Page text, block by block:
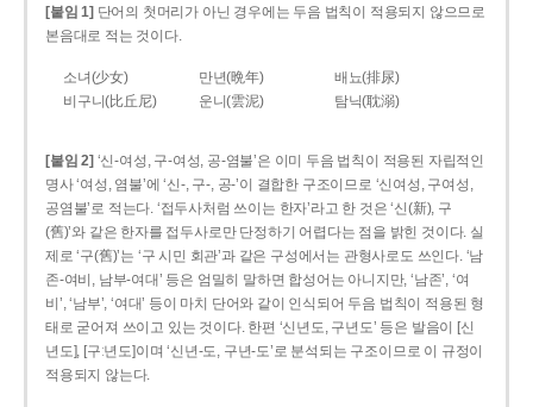
[붙임 1] 단어의 첫머리가 아닌 경우에는 두음 법칙이 적용되지 않으므로
본음대로 적는 것이다.
소녀(少女) 만년(晩年)
배뇨(排尿)
비구니(比丘尼)
운니(雲泥) 탐닉(耽溺)
[붙임 2] ‘신-여성, 구-여성, 공-염불’은 이미 두음 법칙이 적용된 자립적인
명사 ‘여성, 염불’에 ‘신-, 구-, 공-’이 결합한 구조이므로 ‘신여성, 구여성,
공염불’로 적는다. ‘접두사처럼 쓰이는 한자’라고 한 것은 ‘신(新), 구
(舊)’와 같은 한자를 접두사로만 단정하기 어렵다는 점을 밝힌 것이다. 실
제로 ‘구(舊)’는 ‘구 시민 회관’과 같은 구성에서는 관형사로도 쓰인다. ‘남
존­-여비, 남부-­여대’ 등은 엄밀히 말하면 합성어는 아니지만, ‘남존’, ‘여
비’, ‘남부’, ‘여대’ 등이 마치 단어와 같이 인식되어 두음 법칙이 적용된 형
태로 굳어져 쓰이고 있는 것이다. 한편 ‘신년도, 구년도’ 등은 발음이 [신
년도], [구ː년도]이며 ‘신년­-도, 구년-­도’로 분석되는 구조이므로 이 규정이
적용되지 않는다.